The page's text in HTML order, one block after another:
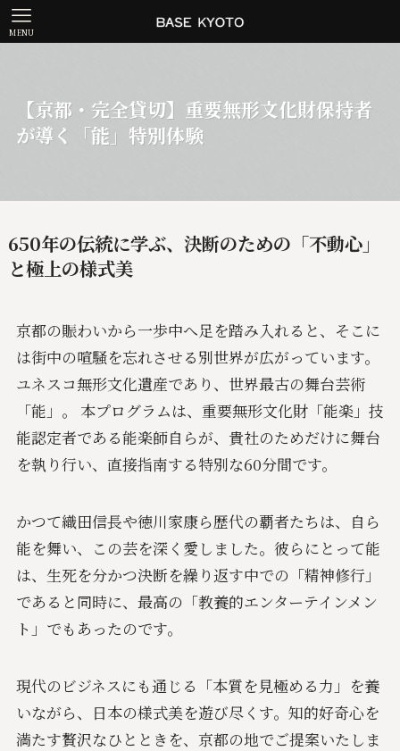
MENU
【京都・完全貸切】重要無形文化財保持者
が導く「能」特別体験
650年の伝統に学ぶ、決断のための「不動心」
と極上の様式美
京都の賑わいから一歩中へ足を踏み入れると、そこに
は街中の喧騒を忘れさせる別世界が広がっています。
ユネスコ無形文化遺産であり、世界最古の舞台芸術
「能」。 本プログラムは、重要無形文化財「能楽」技
能認定者である能楽師自らが、貴社のためだけに舞台
を執り行い、直接指南する特別な60分間です。
かつて織田信長や徳川家康ら歴代の覇者たちは、自ら
能を舞い、この芸を深く愛しました。彼らにとって能
は、生死を分かつ決断を繰り返す中での「精神修行」
であると同時に、最高の「教養的エンターテインメン
ト」でもあったのです。
現代のビジネスにも通じる「本質を見極める力」を養
いながら、日本の様式美を遊び尽くす。知的好奇心を
満たす贅沢なひとときを、京都の地でご提案いたしま